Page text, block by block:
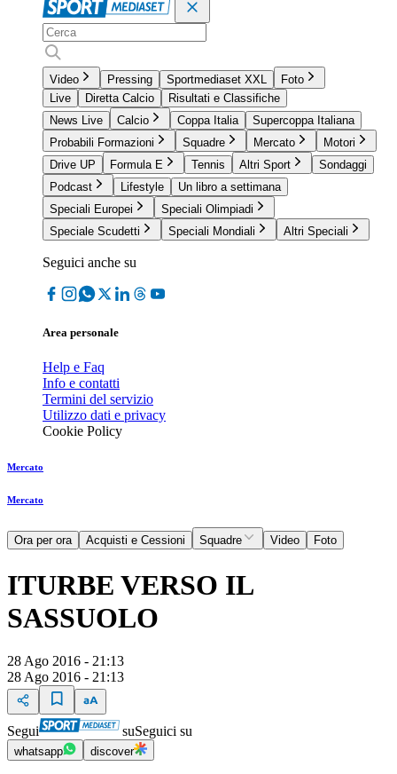
Video Pressing Sportmediaset XXL
Foto
Live
Diretta Calcio
Risultati e Classifiche
News Live
Calcio Coppa Italia
Supercoppa Italiana
Probabili Formazioni
Squadre Mercato
Motori
Drive UP
Formula E Tennis Altri Sport
Sondaggi
Podcast
Lifestyle
Un libro a settimana
Speciali Europei
Speciali Olimpiadi
Speciale Scudetti
Speciali Mondiali Altri Speciali
Seguici anche su
Area personale
Help e Faq
Info e contatti
Termini del servizio
Utilizzo dati e privacy
Cookie Policy
Mercato
Mercato
Ora per ora Acquisti e Cessioni Squadre Video Foto
ITURBE VERSO IL
SASSUOLO
28 Ago 2016 - 21:13
28 Ago 2016 - 21:13
Segui suSeguici su
whatsapp discover